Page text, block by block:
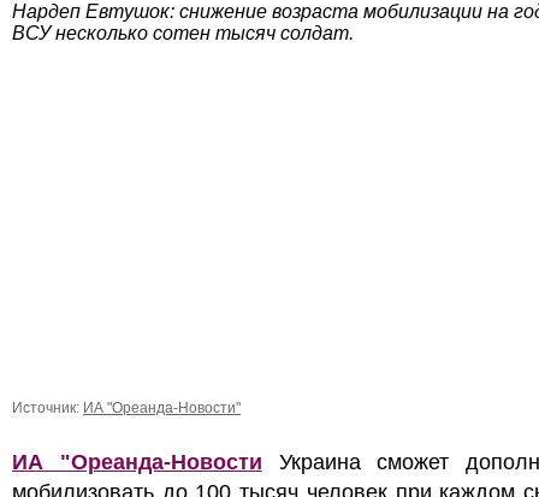
Нардеп Евтушок: снижение возраста мобилизации на
ВСУ несколько сотен тысяч солдат.
Источник: ИА "Ореанда-Новости"
ИА "Ореанда-Новости
Украина сможет
мобилизовать до 100 тысяч человек при каждом